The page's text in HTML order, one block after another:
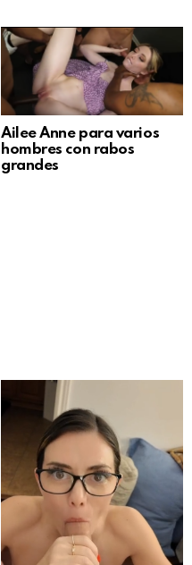
Ailee Anne para varios
hombres con rabos
grandes